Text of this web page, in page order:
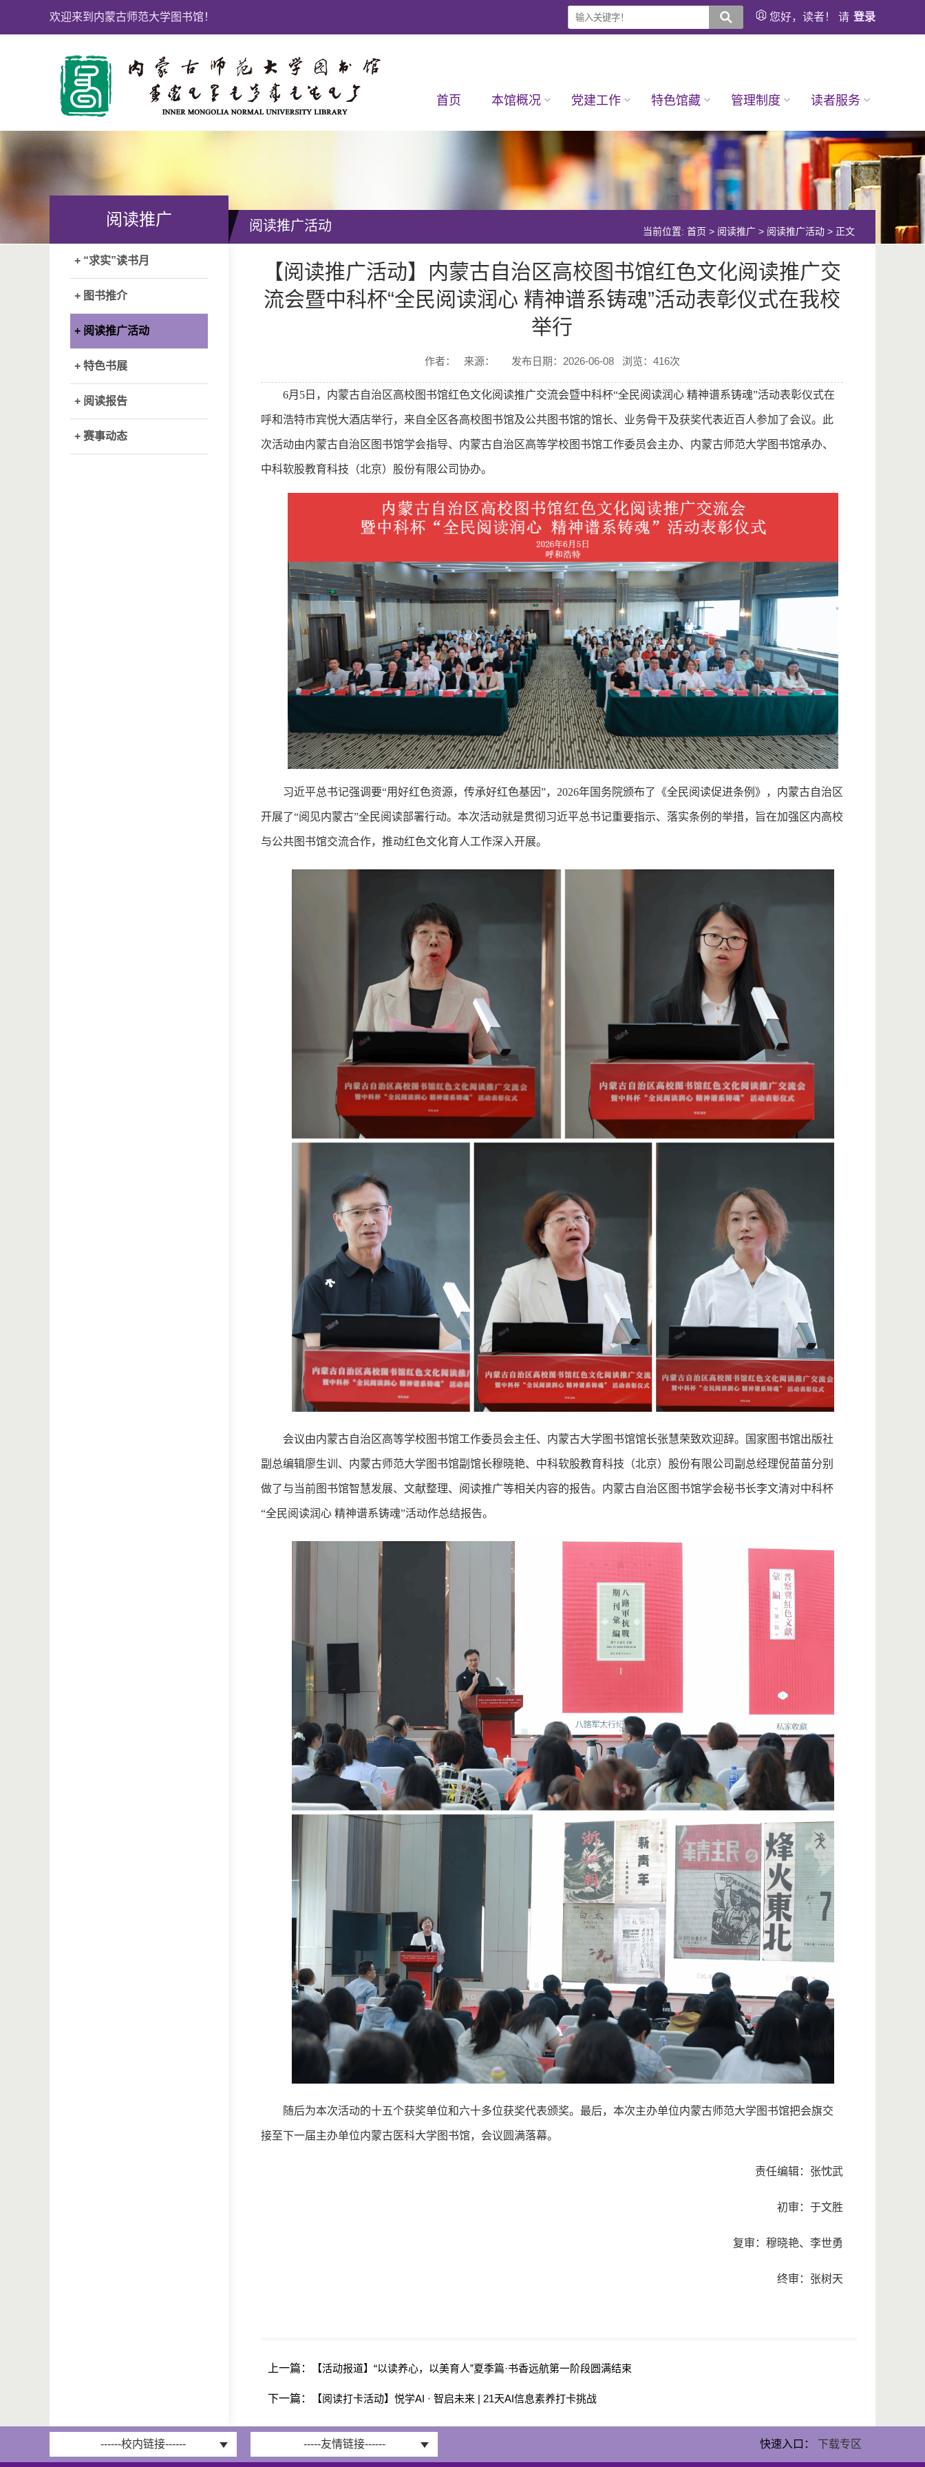
欢迎来到内蒙古师范大学图书馆！ 您好，读者！ 请 登录
首页 本馆概况 党建工作 特色馆藏 管理制度 读者服务
阅读推广
+ “求实”读书月
+ 图书推介
+ 阅读推广活动
+ 特色书展
+ 阅读报告
+ 赛事动态
阅读推广活动 当前位置: 首页 > 阅读推广 > 阅读推广活动 > 正文
【阅读推广活动】内蒙古自治区高校图书馆红色文化阅读推广交
流会暨中科杯“全民阅读润心 精神谱系铸魂”活动表彰仪式在我校
举行
作者： 来源： 发布日期：2026-06-08 浏览： 416次
6月5日，内蒙古自治区高校图书馆红色文化阅读推广交流会暨中科杯“全民阅读润心 精神谱系铸魂”活动表彰仪式在
呼和浩特市宾悦大酒店举行，来自全区各高校图书馆及公共图书馆的馆长、业务骨干及获奖代表近百人参加了会议。此
次活动由内蒙古自治区图书馆学会指导、内蒙古自治区高等学校图书馆工作委员会主办、内蒙古师范大学图书馆承办、
中科软股教育科技（北京）股份有限公司协办。
习近平总书记强调要“用好红色资源，传承好红色基因”，2026年国务院颁布了《全民阅读促进条例》，内蒙古自治区
开展了“阅见内蒙古”全民阅读部署行动。本次活动就是贯彻习近平总书记重要指示、落实条例的举措，旨在加强区内高校
与公共图书馆交流合作，推动红色文化育人工作深入开展。
会议由内蒙古自治区高等学校图书馆工作委员会主任、内蒙古大学图书馆馆长张慧荣致欢迎辞。国家图书馆出版社
副总编辑廖生训、内蒙古师范大学图书馆副馆长穆晓艳、中科软股教育科技（北京）股份有限公司副总经理倪苗苗分别
做了与当前图书馆智慧发展、文献整理、阅读推广等相关内容的报告。内蒙古自治区图书馆学会秘书长李文清对中科杯
“全民阅读润心 精神谱系铸魂”活动作总结报告。
随后为本次活动的十五个获奖单位和六十多位获奖代表颁奖。最后，本次主办单位内蒙古师范大学图书馆把会旗交
接至下一届主办单位内蒙古医科大学图书馆，会议圆满落幕。
责任编辑：张忱武
初审：于文胜
复审：穆晓艳、李世勇
终审：张树天
上一篇： 【活动报道】“以读养心，以美育人”夏季篇·书香远航第一阶段圆满结束
下一篇： 【阅读打卡活动】悦学AI · 智启未来 | 21天AI信息素养打卡挑战
------校内链接------ -----友情链接------ 快速入口： 下载专区